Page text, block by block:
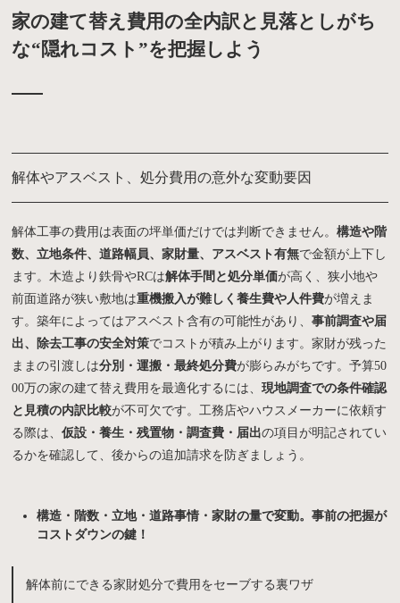
家の建て替え費用の全内訳と見落としがち
な“隠れコスト”を把握しよう
解体やアスベスト、処分費用の意外な変動要因
解体工事の費用は表面の坪単価だけでは判断できません。構造や階
数、立地条件、道路幅員、家財量、アスベスト有無で金額が上下し
ます。木造より鉄骨やRCは解体手間と処分単価が高く、狭小地や
前面道路が狭い敷地は重機搬入が難しく養生費や人件費が増えま
す。築年によってはアスベスト含有の可能性があり、事前調査や届
出、除去工事の安全対策でコストが積み上がります。家財が残った
ままの引渡しは分別・運搬・最終処分費が膨らみがちです。予算50
00万の家の建て替え費用を最適化するには、現地調査での条件確認
と見積の内訳比較が不可欠です。工務店やハウスメーカーに依頼す
る際は、仮設・養生・残置物・調査費・届出の項目が明記されてい
るかを確認して、後からの追加請求を防ぎましょう。
構造・階数・立地・道路事情・家財の量で変動。事前の把握が
コストダウンの鍵！
解体前にできる家財処分で費用をセーブする裏ワザ